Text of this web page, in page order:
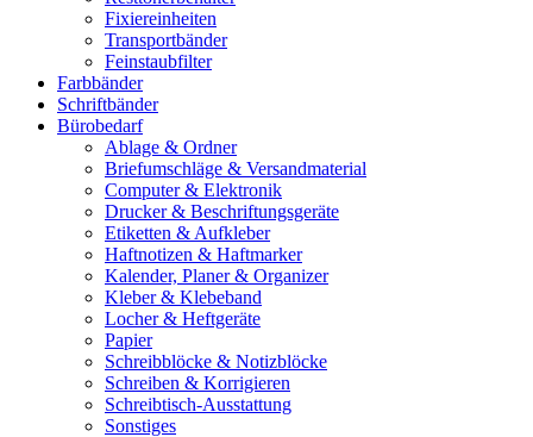
Fixiereinheiten
Transportbänder
Feinstaubfilter
Farbbänder
Schriftbänder
Bürobedarf
Ablage & Ordner
Briefumschläge & Versandmaterial
Computer & Elektronik
Drucker & Beschriftungsgeräte
Etiketten & Aufkleber
Haftnotizen & Haftmarker
Kalender, Planer & Organizer
Kleber & Klebeband
Locher & Heftgeräte
Papier
Schreibblöcke & Notizblöcke
Schreiben & Korrigieren
Schreibtisch-Ausstattung
Sonstiges